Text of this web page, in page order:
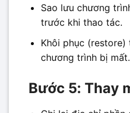
Sao lưu chương
trước khi thao tác.
Khôi phục
chương trình bị mất.
Bước 5: Thay